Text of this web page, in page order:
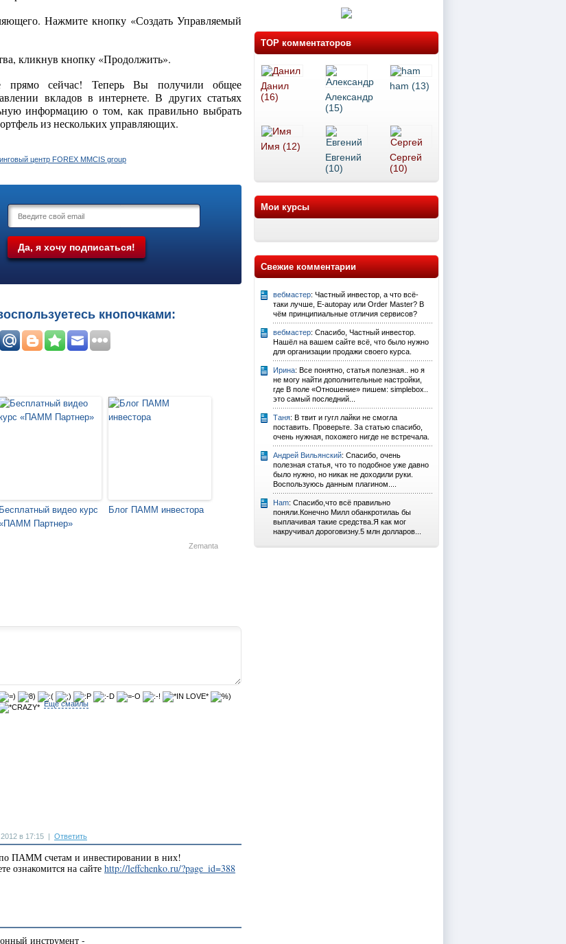
Нажмите кнопку «Создать Управляемый
кликнув кнопку «Продолжить».
прямо сейчас! Теперь Вы получили общее
вкладов в интернете. В других статьях
информацию о том, как правильно выбрать
из нескольких управляющих.
кнопочками:
Бесплатный видео курс
Партнер»
Блог ПАММ инвестора
Zemanta
Еще смайлы
в 17:15 | Ответить
ПАММ счетам и инвестировании в них!
ознакомится на сайте http://leffchenko.ru/?page_id=388
инструмент -
TOP комментаторов
Данил
(16)
Александр
(15)
ham (13)
Имя (12)
Евгений
(10)
Сергей
(10)
Мои курсы
Свежие комментарии
вебмастер: Частный инвестор, а что всё-
таки лучше, E-autopay или Order Master? В
чём принципиальные отличия сервисов?
вебмастер: Спасибо, Частный инвестор.
Нашёл на вашем сайте всё, что было нужно
для организации продажи своего курса.
Ирина: Все понятно, статья полезная.. но я
не могу найти дополнительные настройки,
где В поле «Отношение» пишем: simplebox..
это самый последний...
Таня: В твит и гугл лайки не смогла
поставить. Проверьте. За статью спасибо,
очень нужная, похожего нигде не встречала.
Андрей Вильянский: Спасибо, очень
полезная статья, что то подобное уже давно
было нужно, но никак не доходили руки.
Воспользуюсь данным плагином....
Ham: Спасибо,что всё правильно
поняли.Конечно Милл обанкротилаь бы
выплачивая такие средства.Я как мог
накручивал дороговизну.5 млн долларов...